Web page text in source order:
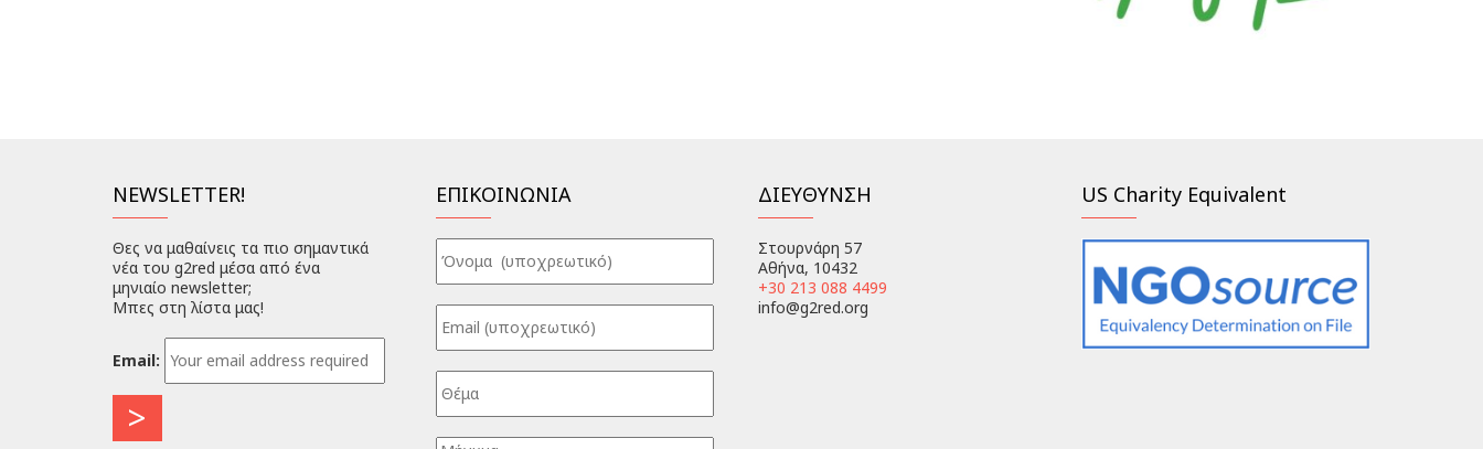
NEWSLETTER!
Θες να μαθαίνεις τα πιο σημαντικά
νέα του g2red μέσα από ένα
μηνιαίο newsletter;
Μπες στη λίστα μας!
Email:
ΕΠΙΚΟΙΝΩΝΙΑ ΔΙΕΥΘΥΝΣΗ
Στουρνάρη 57
Αθήνα, 10432
+30 213 088 4499
info@g2red.org
US Charity Equivalent